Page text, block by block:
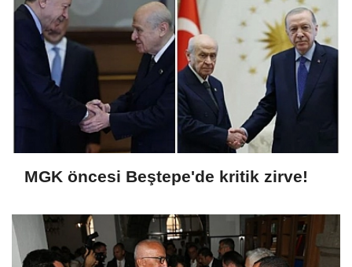
MGK öncesi Beştepe'de kritik zirve!